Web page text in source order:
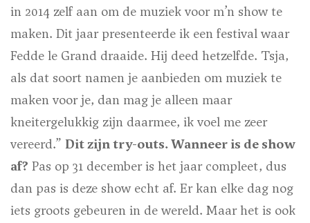
in 2014 zelf aan om de muziek voor m’n show te
maken. Dit jaar presenteerde ik een festival waar
Fedde le Grand draaide. Hij deed hetzelfde. Tsja,
als dat soort namen je aanbieden om muziek te
maken voor je, dan mag je alleen maar
kneitergelukkig zijn daarmee, ik voel me zeer
vereerd.” Dit zijn try-outs. Wanneer is de show
af? Pas op 31 december is het jaar compleet, dus
dan pas is deze show echt af. Er kan elke dag nog
iets groots gebeuren in de wereld. Maar het is ook